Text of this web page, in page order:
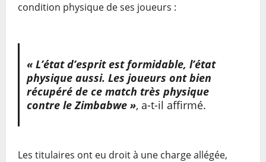
condition physique de ses joueurs :
« L’état d’esprit est formidable, l’état
physique aussi. Les joueurs ont bien
récupéré de ce match très physique
contre le Zimbabwe », a-t-il affirmé.
Les titulaires ont eu droit à une charge allégée,